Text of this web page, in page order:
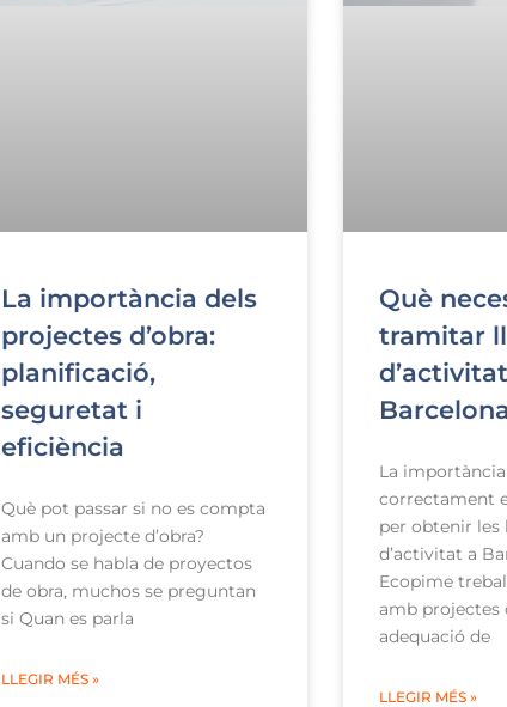
La importància dels
projectes d’obra:
planificació,
seguretat i
eficiència
Què pot passar si no es compta
amb un projecte d’obra?
Cuando se habla de proyectos
de obra, muchos se preguntan
si Quan es parla
LLEGIR MÉS »
Què
tramitar
La
correctament
per obtenir les
d’activitat a
Ecopime
amb projectes
adequació de
LLEGIR MÉS »